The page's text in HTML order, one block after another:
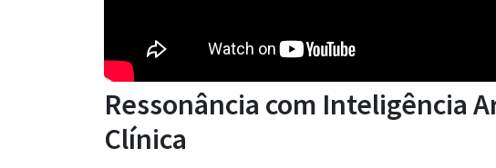
Ressonância com Inteligência
Clínica